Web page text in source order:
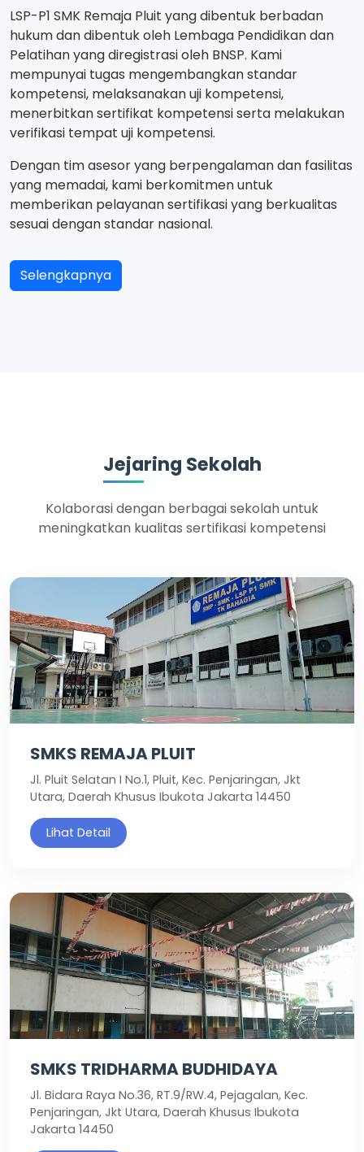
LSP-P1 SMK Remaja Pluit yang dibentuk berbadan
hukum dan dibentuk oleh Lembaga Pendidikan dan
Pelatihan yang diregistrasi oleh BNSP. Kami
mempunyai tugas mengembangkan standar
kompetensi, melaksanakan uji kompetensi,
menerbitkan sertifikat kompetensi serta melakukan
verifikasi tempat uji kompetensi.
Dengan tim asesor yang berpengalaman dan fasilitas
yang memadai, kami berkomitmen untuk
memberikan pelayanan sertifikasi yang berkualitas
sesuai dengan standar nasional.
Selengkapnya
Jejaring Sekolah
Kolaborasi dengan berbagai sekolah untuk
meningkatkan kualitas sertifikasi kompetensi
SMKS REMAJA PLUIT
Jl. Pluit Selatan I No.1, Pluit, Kec. Penjaringan, Jkt
Utara, Daerah Khusus Ibukota Jakarta 14450
Lihat Detail
SMKS TRIDHARMA BUDHIDAYA
Jl. Bidara Raya No.36, RT.9/RW.4, Pejagalan, Kec.
Penjaringan, Jkt Utara, Daerah Khusus Ibukota
Jakarta 14450